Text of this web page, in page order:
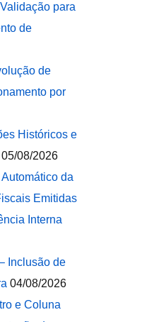
para
de
de
por
Históricos e
05/08/2026
da
Emitidas
Interna
Inclusão de
04/08/2026
e Coluna